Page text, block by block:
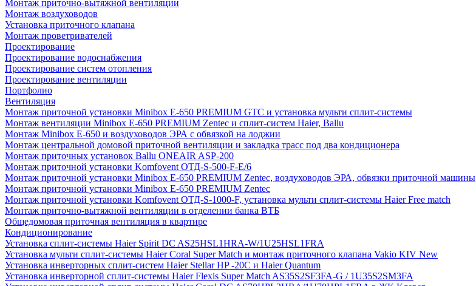
Монтаж приточно-вытяжной вентиляции
Монтаж воздуховодов
Установка приточного клапана
Монтаж проветривателей
Проектирование
Проектирование водоснабжения
Проектирование систем отопления
Проектирование вентиляции
Портфолио
Вентиляция
Монтаж приточной установки Minibox E-650 PREMIUM GTC и установка мульти сплит-системы
Монтаж вентиляции Minibox E-650 PREMIUM Zentec и сплит-систем Haier, Ballu
Монтаж Minibox E-650 и воздуховодов ЭРА с обвязкой на лоджии
Монтаж центральной домовой приточной вентиляции и закладка трасс под два кондиционера
Монтаж приточных установок Ballu ONEAIR ASP-200
Монтаж приточной установки Komfovent ОТД-S-500-F-E/6
Монтаж приточной установки Minibox E-650 PREMIUM Zentec, воздуховодов ЭРА, обвязки приточной машины
Монтаж приточной установки Minibox E-650 PREMIUM Zentec
Монтаж приточной установки Komfovent ОТД-S-1000-F, установка мульти сплит-системы Haier Free match
Монтаж приточно-вытяжной вентиляции в отделении банка ВТБ
Общедомовая приточная вентиляция в квартире
Кондиционирование
Установка сплит-системы Haier Spirit DC AS25HSL1HRA-W/1U25HSL1FRA
Установка мульти сплит-системы Haier Coral Super Match и монтаж приточного клапана Vakio KIV New
Установка инверторных сплит-систем Haier Stellar HP -20С и Haier Quantum
Установка инверторной сплит-системы Haier Flexis Super Match AS35S2SF3FA-G / 1U35S2SM3FA